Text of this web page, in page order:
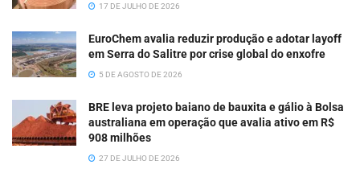
17 DE JULHO DE 2026
EuroChem avalia reduzir produção e adotar layoff
em Serra do Salitre por crise global do enxofre
5 DE AGOSTO DE 2026
BRE leva projeto baiano de bauxita e gálio à Bolsa
australiana em operação que avalia ativo em R$
908 milhões
27 DE JULHO DE 2026